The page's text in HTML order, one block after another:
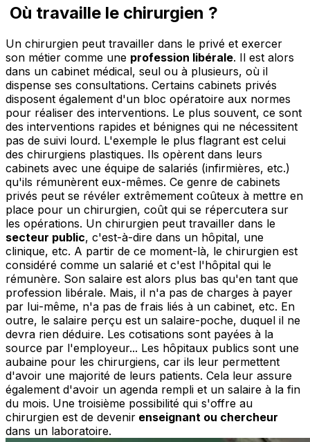
Où travaille le chirurgien ?
Un chirurgien peut travailler dans le privé et exercer
son métier comme une profession libérale. Il est alors
dans un cabinet médical, seul ou à plusieurs, où il
dispense ses consultations. Certains cabinets privés
disposent également d'un bloc opératoire aux normes
pour réaliser des interventions. Le plus souvent, ce sont
des interventions rapides et bénignes qui ne nécessitent
pas de suivi lourd. L'exemple le plus flagrant est celui
des chirurgiens plastiques. Ils opèrent dans leurs
cabinets avec une équipe de salariés (infirmières, etc.)
qu'ils rémunèrent eux-mêmes. Ce genre de cabinets
privés peut se révéler extrêmement coûteux à mettre en
place pour un chirurgien, coût qui se répercutera sur
les opérations. Un chirurgien peut travailler dans le
secteur public, c'est-à-dire dans un hôpital, une
clinique, etc. A partir de ce moment-là, le chirurgien est
considéré comme un salarié et c'est l'hôpital qui le
rémunère. Son salaire est alors plus bas qu'en tant que
profession libérale. Mais, il n'a pas de charges à payer
par lui-même, n'a pas de frais liés à un cabinet, etc. En
outre, le salaire perçu est un salaire-poche, duquel il ne
devra rien déduire. Les cotisations sont payées à la
source par l'employeur... Les hôpitaux publics sont une
aubaine pour les chirurgiens, car ils leur permettent
d'avoir une majorité de leurs patients. Cela leur assure
également d'avoir un agenda rempli et un salaire à la fin
du mois. Une troisième possibilité qui s'offre au
chirurgien est de devenir enseignant ou chercheur
dans un laboratoire.